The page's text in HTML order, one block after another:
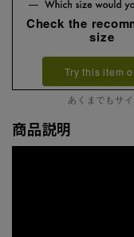
Check the
size
Try this item
あくまでもサ
商品説明